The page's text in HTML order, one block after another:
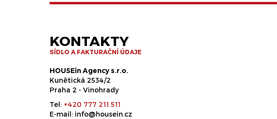
KONTAKTY
SÍDLO A FAKTURAČNÍ ÚDAJE
HOUSEin Agency s.r.o.
Kunětická 2534/2
Praha 2 - Vinohrady
Tel: +420 777 211 511
E-mail: info@housein.cz